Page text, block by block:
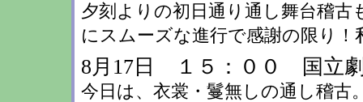
夕刻よりの初日通り通し舞台稽
にスムーズな進行で感謝の限り
8月17日 １５：００ 国立劇
今日は、衣裳・鬘無しの通し稽古